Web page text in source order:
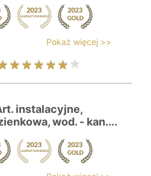
Pokaż więcej >>
instalacyjne,
wod. - kan....